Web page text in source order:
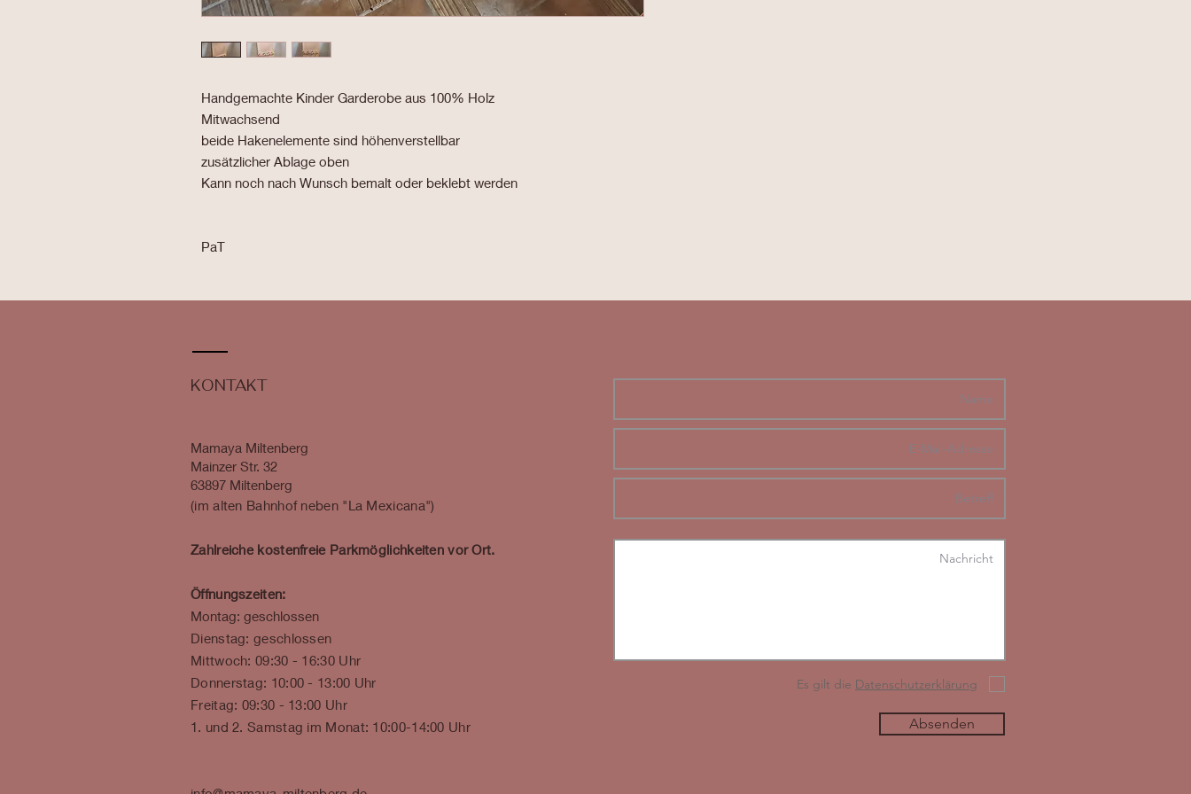
Handgemachte Kinder Garderobe aus 100% Holz
Mitwachsend
beide Hakenelemente sind höhenverstellbar
zusätzlicher Ablage oben
Kann noch nach Wunsch bemalt oder beklebt werden
PaT
KONTAKT
Mamaya Miltenberg
Mainzer Str. 32
63897 Miltenberg
​​(im alten Bahnhof neben "La Mexicana")
Zahlreiche kostenfreie Parkmöglichkeiten vor Ort.
Öffnungszeiten:
Montag: geschlossen
Dienstag: geschlossen
Mittwoch: 09:30 - 16:30 Uhr
Donnerstag: 10:00 - 13:00 Uhr
Freitag: 09:30 - 13:00 Uhr
1. und 2. Samstag im Monat: 10:00-14:00 Uhr
Es gilt die Datenschutzerklärung
Absenden